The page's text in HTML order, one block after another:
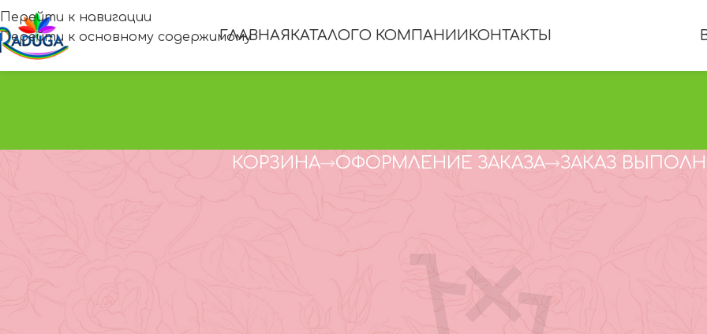
Перейти к навигации
Перейти к основному содержимомуГЛАВНАЯ КАТАЛОГО КОМПАНИИ КОНТАКТЫ
КОРЗИНА ОФОРМЛЕНИЕ ЗАКАЗА ЗАКАЗ